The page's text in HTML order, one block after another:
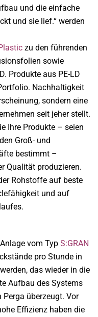
und die einfache
und sie lief.“ werden
zu den führenden
sowie
Produkte aus PE-LD
Nachhaltigkeit
sondern eine
seit jeher stellt.
Ihre Produkte – seien
Groß- und
bestimmt –
Qualität produzieren.
Rohstoffe auf beste
und auf
vom Typ S:GRAN
pro Stunde in
das wieder in die
Aufbau des Systems
überzeugt. Vor
Effizienz haben die